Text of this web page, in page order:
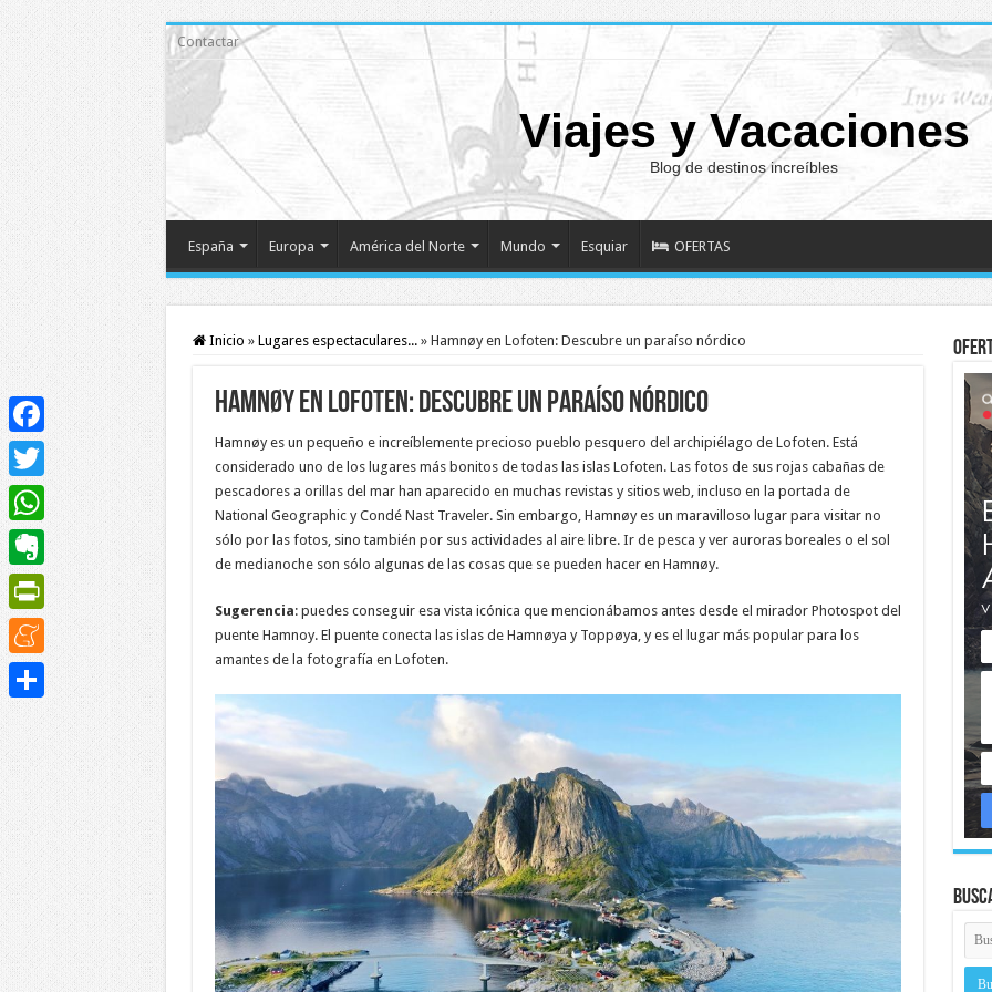
Contactar
Viajes y Vacaciones
Blog de destinos increíbles
España Europa América del Norte Mundo Esquiar OFERTAS
Inicio » Lugares espectaculares... » Hamnøy en Lofoten: Descubre un paraíso nórdico
Hamnøy en Lofoten: Descubre un paraíso nórdico
Hamnøy es un pequeño e increíblemente precioso pueblo pesquero del archipiélago de Lofoten. Está
considerado uno de los lugares más bonitos de todas las islas Lofoten. Las fotos de sus rojas cabañas de
pescadores a orillas del mar han aparecido en muchas revistas y sitios web, incluso en la portada de
National Geographic y Condé Nast Traveler. Sin embargo, Hamnøy es un maravilloso lugar para visitar no
sólo por las fotos, sino también por sus actividades al aire libre. Ir de pesca y ver auroras boreales o el sol
de medianoche son sólo algunas de las cosas que se pueden hacer en Hamnøy.
Sugerencia: puedes conseguir esa vista icónica que mencionábamos antes desde el mirador Photospot del
puente Hamnoy. El puente conecta las islas de Hamnøya y Toppøya, y es el lugar más popular para los
amantes de la fotografía en Lofoten.
Facebook
Twitter
WhatsApp
Evernote
PrintFriendly
Meneame
Compartir